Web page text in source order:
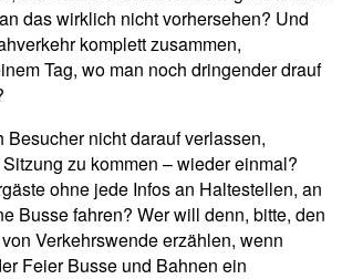
das wirklich nicht vorhersehen? Und
komplett zusammen,
Tag, wo man noch dringender drauf
Besucher nicht darauf verlassen,
zu kommen – wieder einmal?
ohne jede Infos an Haltestellen, an
Busse fahren? Wer will denn, bitte, den
Verkehrswende erzählen, wenn
Feier Busse und Bahnen ein